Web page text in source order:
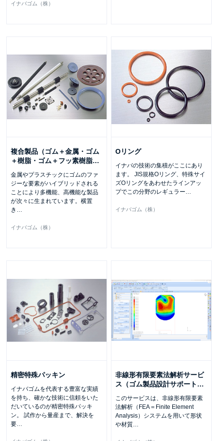
イナバゴム（株）
複合製品（ゴム＋金属・ゴム
＋樹脂・ゴム＋フッ素樹脂…
金属やプラスチックにゴムのファ
ジーな要素がハイブリッドされる
ことにより多機能、高機能な製品
が次々に生まれています。横置
き
イナバゴム（株）
Oリング
イナバの技術の集積がここにあり
ます。 JIS規格Oリング、特殊サイ
ズOリングをあわせたラインアッ
プでこの分野のレギュラー
イナバゴム（株）
精密特殊パッキン
イナバゴムを代表する豊富な実績
を持ち、確かな技術に信頼をいた
だいているのが精密特殊パッキ
ン。 試作から量産まで、解決を
要…
非線形有限要素法解析サービ
ス（ゴム製品設計サポート…
このサービスは、非線形有限要素
法解析（FEA＝Finite Element
Analysis）システムを用いて形状
や材質…